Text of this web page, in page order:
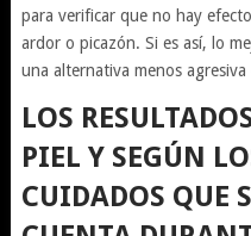
para verificar que no hay
ardor o picazón. Si es así, lo
una alternativa menos agresiva
LOS
PIEL Y SEGÚN
CUIDADOS QUE